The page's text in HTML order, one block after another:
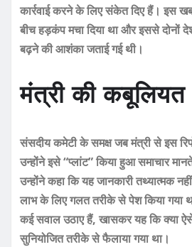
कार्रवाई करने के लिए संकेत दिए हैं। इस
बीच हड़कंप मचा दिया था और इससे दोनों
बढ़ने की आशंका जताई गई थी।
मंत्री की कबूलियत
संसदीय कमेटी के समक्ष जब मंत्री से इस
उन्होंने इसे “प्लांट” किया हुआ समाचार
उन्होंने कहा कि यह जानकारी तथ्यात्मक
लाभ के लिए गलत तरीके से पेश किया गया
कई सवाल उठाए हैं, खासकर यह कि क्या
सुनियोजित तरीके से फैलाया गया था।